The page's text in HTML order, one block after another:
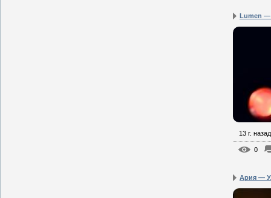
Lumen —
13 г. назад
0
Ария —